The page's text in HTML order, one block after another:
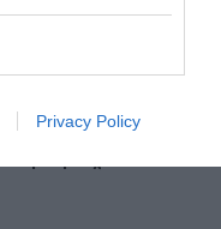
Privacy Policy